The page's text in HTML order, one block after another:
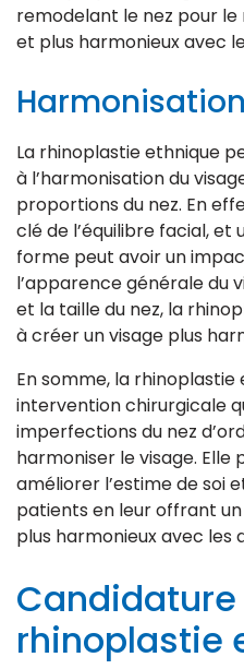
remodelant le nez pour
et plus harmonieux avec
La rhinoplastie ethnique
à l’harmonisation du
proportions du nez. En
clé de l’équilibre facial, et
forme peut avoir un
l’apparence générale du
et la taille du nez, la
à créer un visage plus
En somme, la rhinoplastie
intervention chirurgicale
imperfections du nez
harmoniser le visage.
améliorer l’estime de soi
patients en leur offrant
plus harmonieux avec les
Candidature
rhinoplastie